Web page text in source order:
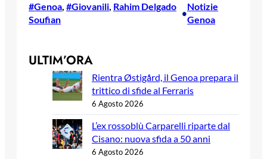
#Genoa, #Giovanili, Rahim Delgado
Soufian
•
Notizie
Genoa
ULTIM’ORA
Rientra Østigård, il Genoa prepara il
trittico di sfide al Ferraris
6 Agosto 2026
L’ex rossoblù Carparelli riparte dal
Cisano: nuova sfida a 50 anni
6 Agosto 2026